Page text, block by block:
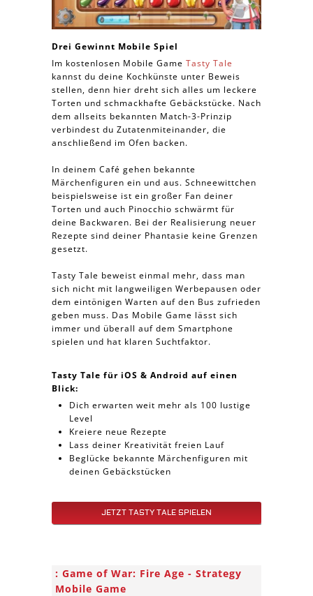
Drei Gewinnt Mobile Spiel
Im kostenlosen Mobile Game Tasty Tale
kannst du deine Kochkünste unter Beweis
stellen, denn hier dreht sich alles um leckere
Torten und schmackhafte Gebäckstücke. Nach
dem allseits bekannten Match-3-Prinzip
verbindest du Zutatenmiteinander, die
anschließend im Ofen backen.
In deinem Café gehen bekannte
Märchenfiguren ein und aus. Schneewittchen
beispielsweise ist ein großer Fan deiner
Torten und auch Pinocchio schwärmt für
deine Backwaren. Bei der Realisierung neuer
Rezepte sind deiner Phantasie keine Grenzen
gesetzt.
Tasty Tale beweist einmal mehr, dass man
sich nicht mit langweiligen Werbepausen oder
dem eintönigen Warten auf den Bus zufrieden
geben muss. Das Mobile Game lässt sich
immer und überall auf dem Smartphone
spielen und hat klaren Suchtfaktor.
Tasty Tale für iOS & Android auf einen
Blick:
Dich erwarten weit mehr als 100 lustige
Level
Kreiere neue Rezepte
Lass deiner Kreativität freien Lauf
Beglücke bekannte Märchenfiguren mit
deinen Gebäckstücken
JETZT TASTY TALE SPIELEN
Game of War: Fire Age - Strategy
Mobile Game